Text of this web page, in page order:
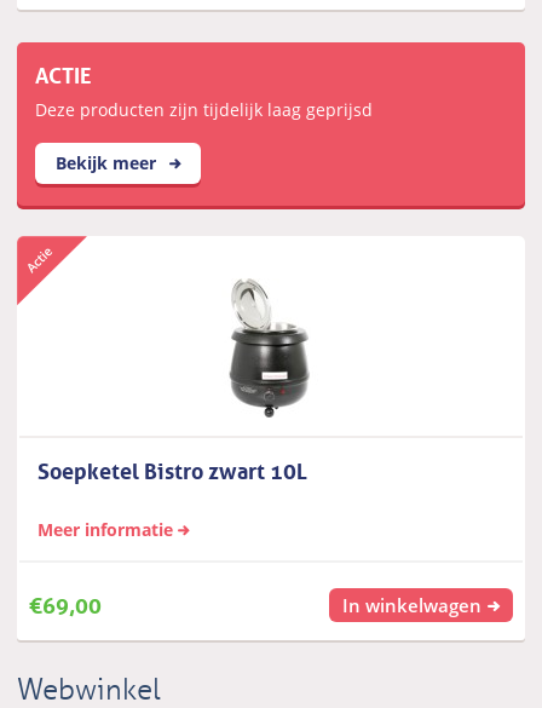
ACTIE
Deze producten zijn tijdelijk laag geprijsd
Bekijk meer
Soepketel Bistro zwart 10L
Meer informatie
€69,00 In winkelwagen
Webwinkel